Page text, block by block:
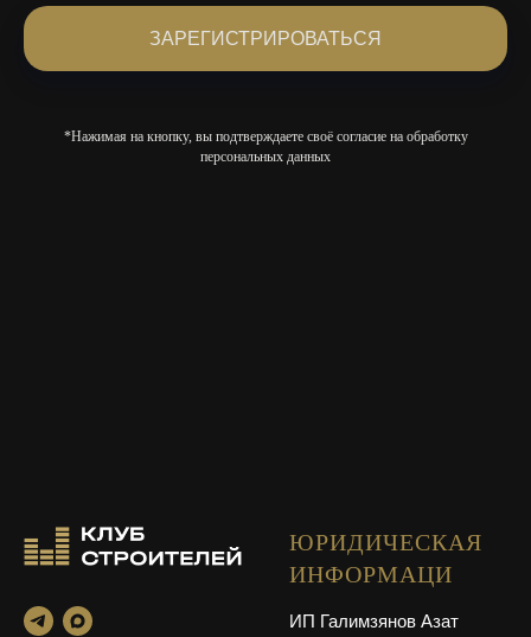
ЗАРЕГИСТРИРОВАТЬСЯ
*Нажимая на кнопку, вы подтверждаете своё согласие на обработку
персональных данных
ЮРИДИЧЕСКАЯ
ИНФОРМАЦИ
ИП Галимзянов Азат